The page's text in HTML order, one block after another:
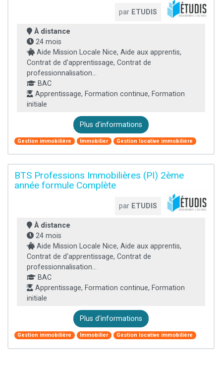
par ETUDIS
À distance
24 mois
Aide Mission Locale Nice, Aide aux apprentis,
Contrat de d'apprentissage, Contrat de
professionnalisation...
BAC
Apprentissage, Formation continue, Formation
initiale
Plus d'informations
Gestion immobilière Immobilier Gestion locative immobilière
BTS Professions Immobilières (PI) 2ème
année formule Complète
par ETUDIS
À distance
24 mois
Aide Mission Locale Nice, Aide aux apprentis,
Contrat de d'apprentissage, Contrat de
professionnalisation...
BAC
Apprentissage, Formation continue, Formation
initiale
Plus d'informations
Gestion immobilière Immobilier Gestion locative immobilière